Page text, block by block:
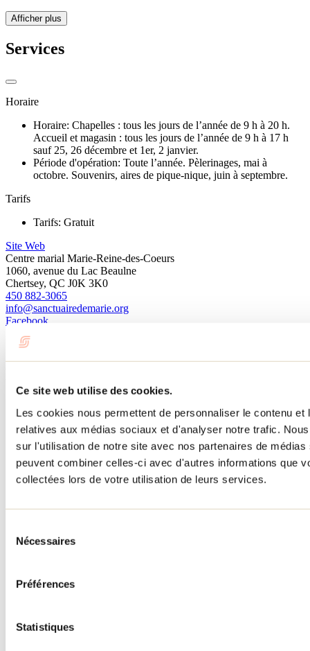
Ce site web utilise des cookies.
Les cookies nous permettent de personnaliser le contenu
relatives aux médias sociaux et d'analyser notre trafic.
sur l'utilisation de notre site avec nos partenaires de
peuvent combiner celles-ci avec d'autres informations que
collectées lors de votre utilisation de leurs services.
Nécessaires
Préférences
Statistiques
Afficher plus
Services
Horaire
Horaire: Chapelles : tous les jours de l’année de 9 h à 20 h.
Accueil et magasin : tous les jours de l’année de 9 h à 17 h
sauf 25, 26 décembre et 1er, 2 janvier.
Période d'opération: Toute l’année. Pèlerinages, mai à
octobre. Souvenirs, aires de pique-nique, juin à septembre.
Tarifs
Tarifs: Gratuit
Site Web
Centre marial Marie-Reine-des-Coeurs
1060, avenue du Lac Beaulne
Chertsey, QC J0K 3K0
450 882-3065
info@sanctuairedemarie.org
Facebook
Besoin d'information?
1 800 363-2788
Séjour d'affaires
Lieux événementiels
Offre aux voyageurs étrangers
À propos
Partenaires
Médias
Zone entreprises
Banque de figurants
Municipalités